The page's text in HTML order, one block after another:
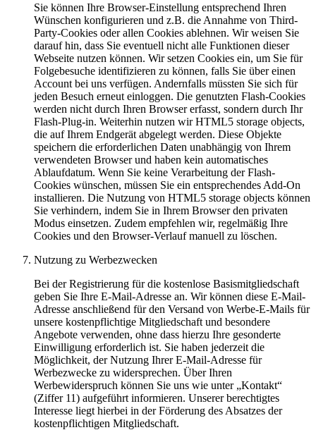
Sie können Ihre Browser-Einstellung entsprechend Ihren
Wünschen konfigurieren und z.B. die Annahme von Third-
Party-Cookies oder allen Cookies ablehnen. Wir weisen Sie
darauf hin, dass Sie eventuell nicht alle Funktionen dieser
Webseite nutzen können. Wir setzen Cookies ein, um Sie für
Folgebesuche identifizieren zu können, falls Sie über einen
Account bei uns verfügen. Andernfalls müssten Sie sich für
jeden Besuch erneut einloggen. Die genutzten Flash-Cookies
werden nicht durch Ihren Browser erfasst, sondern durch Ihr
Flash-Plug-in. Weiterhin nutzen wir HTML5 storage objects,
die auf Ihrem Endgerät abgelegt werden. Diese Objekte
speichern die erforderlichen Daten unabhängig von Ihrem
verwendeten Browser und haben kein automatisches
Ablaufdatum. Wenn Sie keine Verarbeitung der Flash-
Cookies wünschen, müssen Sie ein entsprechendes Add-On
installieren. Die Nutzung von HTML5 storage objects können
Sie verhindern, indem Sie in Ihrem Browser den privaten
Modus einsetzen. Zudem empfehlen wir, regelmäßig Ihre
Cookies und den Browser-Verlauf manuell zu löschen.
Nutzung zu Werbezwecken
Bei der Registrierung für die kostenlose Basismitgliedschaft
geben Sie Ihre E-Mail-Adresse an. Wir können diese E-Mail-
Adresse anschließend für den Versand von Werbe-E-Mails für
unsere kostenpflichtige Mitgliedschaft und besondere
Angebote verwenden, ohne dass hierzu Ihre gesonderte
Einwilligung erforderlich ist. Sie haben jederzeit die
Möglichkeit, der Nutzung Ihrer E-Mail-Adresse für
Werbezwecke zu widersprechen. Über Ihren
Werbewiderspruch können Sie uns wie unter „Kontakt“
(Ziffer 11) aufgeführt informieren. Unserer berechtigtes
Interesse liegt hierbei in der Förderung des Absatzes der
kostenpflichtigen Mitgliedschaft.